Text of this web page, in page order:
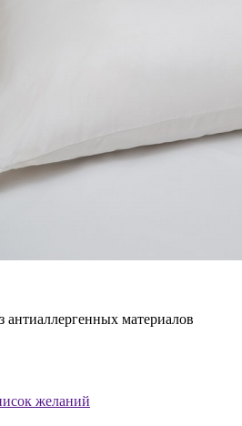
антиаллергенных материалов
желаний